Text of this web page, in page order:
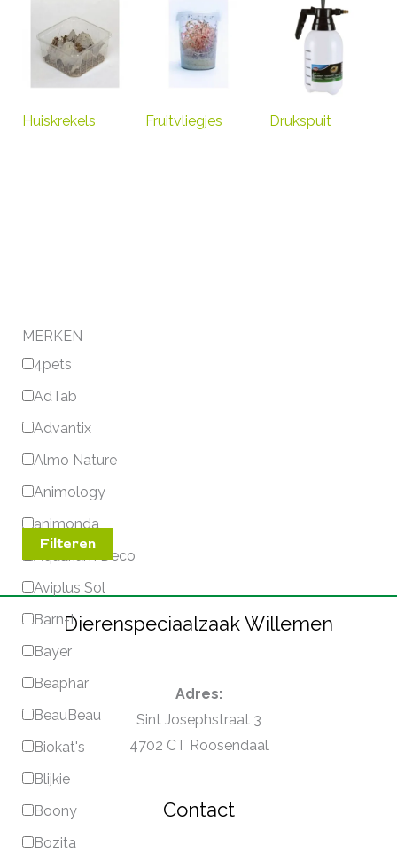
Huiskrekels Fruitvliegjes Drukspuit
MERKEN
4pets
AdTab
Advantix
Almo Nature
Animology
animonda
Aquarium Deco
Aviplus Sol
Barn-I
Bayer
Beaphar
BeauBeau
Biokat's
Blijkie
Boony
Bozita
Filteren
Dierenspeciaalzaak Willemen
Adres:
Sint Josephstraat 3
4702 CT Roosendaal
Contact